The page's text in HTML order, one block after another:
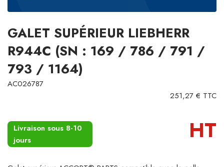
GALET SUPÉRIEUR LIEBHERR
R944C (SN : 169 / 786 / 791 /
793 / 1164)
AC026787
251,27 € TTC
Livraison sous 8-10
jours
HT